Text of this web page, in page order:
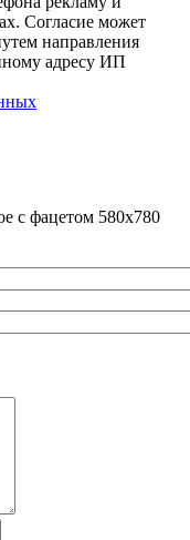
Согласие может
направления
адресу ИП
с фацетом 580х780